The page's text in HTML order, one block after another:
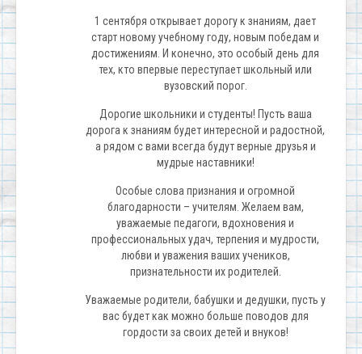
1 сентября открывает дорогу к знаниям, дает
старт новому учебному году, новым победам и
достижениям. И конечно, это особый день для
тех, кто впервые переступает школьный или
вузовский порог.
Дорогие школьники и студенты! Пусть ваша
дорога к знаниям будет интересной и радостной,
а рядом с вами всегда будут верные друзья и
мудрые наставники!
Особые слова признания и огромной
благодарности – учителям. Желаем вам,
уважаемые педагоги, вдохновения и
профессиональных удач, терпения и мудрости,
любви и уважения ваших учеников,
признательности их родителей.
Уважаемые родители, бабушки и дедушки, пусть у
вас будет как можно больше поводов для
гордости за своих детей и внуков!